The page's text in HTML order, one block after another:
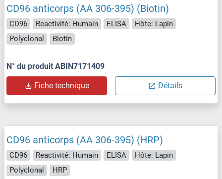
CD96 anticorps (AA 306-395) (Biotin)
CD96 Reactivité: Humain ELISA
Hôte: Lapin
Polyclonal
Biotin
N° du produit ABIN7171409
Fiche technique Détails
CD96 anticorps (AA 306-395) (HRP)
CD96 Reactivité: Humain ELISA
Hôte: Lapin
Polyclonal
HRP